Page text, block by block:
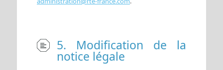
5. Modification de la
notice légale